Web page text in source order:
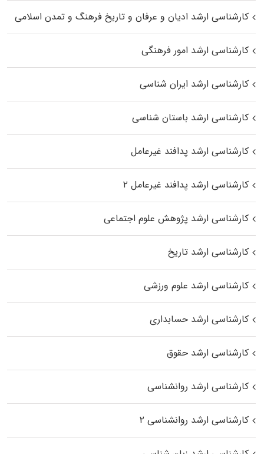
کارشناسی ارشد ادیان و عرفان و تاریخ فرهنگ و تمدن اسلامی
کارشناسی ارشد امور فرهنگی
کارشناسی ارشد ایران شناسی
کارشناسی ارشد باستان شناسی
کارشناسی ارشد پدافند غیرعامل
کارشناسی ارشد پدافند غیرعامل ۲
کارشناسی ارشد پژوهش علوم اجتماعی
کارشناسی ارشد تاریخ
کارشناسی ارشد علوم ورزشی
کارشناسی ارشد حسابداری
کارشناسی ارشد حقوق
کارشناسی ارشد روانشناسی
کارشناسی ارشد روانشناسی ۲